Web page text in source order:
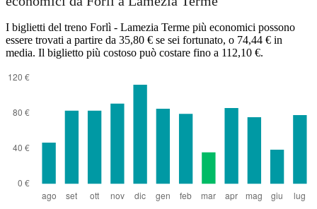
I biglietti del treno Forlì - Lamezia Terme più economici possono
essere trovati a partire da 35,80 € se sei fortunato, o 74,44 € in
media. Il biglietto più costoso può costare fino a 112,10 €.